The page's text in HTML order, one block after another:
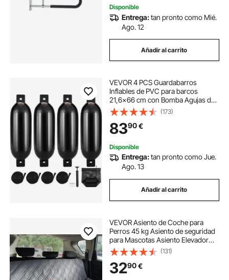
Disponible
Entrega:tan pronto como Mié.
Ago. 12
Añadir al carrito
VEVOR 4 PCS Guardabarros
Inflables de PVC para barcos
21,6x66 cm con Bomba Agujas de
Aire, Cuerdas y Bolsa de
Almacenamiento de Parachoques
para Proteger Canoas, Pontones,
Muelles para Barcos de Pesca
(173)
8390€
Disponible
Entrega:tan pronto como Jue.
Ago. 13
Añadir al carrito
VEVOR Asiento de Coche para
Perros 45 kg Asiento de seguridad
para Mascotas Asiento Elevador
Impermeable con Correa de
Seguridad con Clip Acolchado de
Algodón PP Silla para Coche para
Mascotas, Gris
(131)
3290€